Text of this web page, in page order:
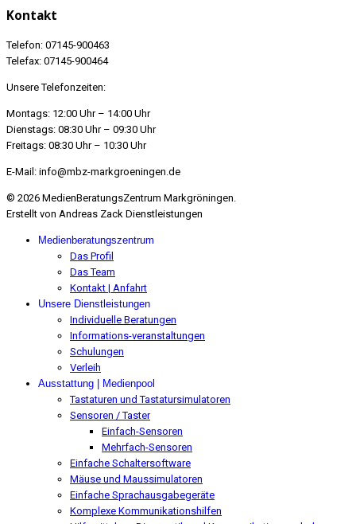
Kontakt
Telefon: 07145-900463
Telefax: 07145-900464
Unsere Telefonzeiten:
Montags: 12:00 Uhr – 14:00 Uhr
Dienstags: 08:30 Uhr – 09:30 Uhr
Freitags: 08:30 Uhr – 10:30 Uhr
E-Mail: info@mbz-markgroeningen.de
© 2026 MedienBeratungsZentrum Markgröningen.
Erstellt von Andreas Zack Dienstleistungen
Medienberatungszentrum
Das Profil
Das Team
Kontakt | Anfahrt
Unsere Dienstleistungen
Individuelle Beratungen
Informations-veranstaltungen
Schulungen
Verleih
Ausstattung | Medienpool
Tastaturen und Tastatursimulatoren
Sensoren / Taster
Einfach-Sensoren
Mehrfach-Sensoren
Einfache Schaltersoftware
Mäuse und Maussimulatoren
Einfache Sprachausgabegeräte
Komplexe Kommunikationshilfen